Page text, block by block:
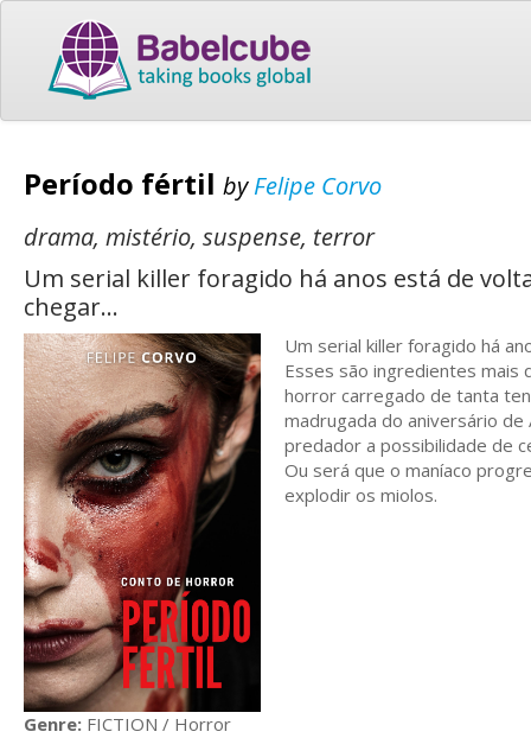
Período fértil byFelipe Corvo
drama, mistério, suspense, terror
Um serial killer foragido há anos está de
chegar...
Um serial killer foragido há
Esses são ingredientes mais
horror carregado de tanta
madrugada do aniversário de
predador a possibilidade de
Ou será que o maníaco
explodir os miolos.
Genre: FICTION / Horror